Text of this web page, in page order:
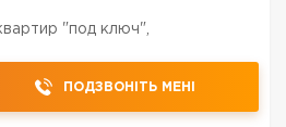
"под ключ",
ПОДЗВОНІТЬ МЕНІ